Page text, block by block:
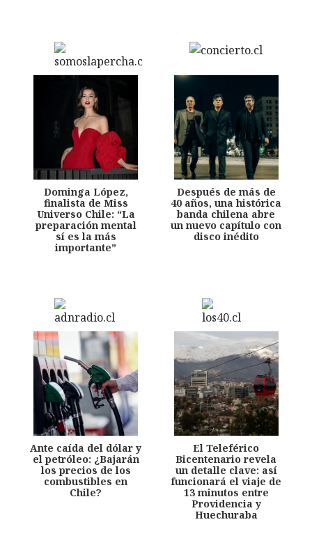
Dominga López,
finalista de Miss
Universo Chile: “La
preparación mental
sí es la más
importante”
Después de más de
40 años, una histórica
banda chilena abre
un nuevo capítulo con
disco inédito
Ante caída del dólar y
el petróleo: ¿Bajarán
los precios de los
combustibles en
Chile?
El Teleférico
Bicentenario revela
un detalle clave: así
funcionará el viaje de
13 minutos entre
Providencia y
Huechuraba